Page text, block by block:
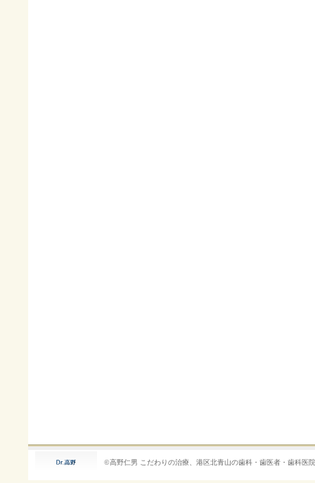
©高野仁男 こだわりの治療、港区北青山の歯科・歯医者・歯科医